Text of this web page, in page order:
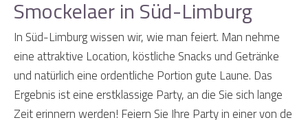
Smockelaer in Süd-Limburg
In Süd-Limburg wissen wir, wie man feiert. Man nehme
eine attraktive Location, köstliche Snacks und Getränke
und natürlich eine ordentliche Portion gute Laune. Das
Ergebnis ist eine erstklassige Party, an die Sie sich lange
Zeit erinnern werden! Feiern Sie Ihre Party in einer von de